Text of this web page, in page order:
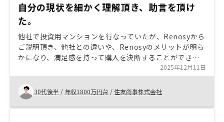
自分の現状を細かく理解頂き、助言を頂け
た。
他社で投資用マンションを行なっていたが、Renosyから
ご説明頂き、他社との違いや、Renosyのメリットが明ら
かになり、満足感を持って購入を決断することができま
した。保有していた物件の売却をサポート頂けたことも
購入の大きな後押しとなりました。
2025年12月11日
30代後半 / 年収1800万円台 /住友商事株式会社